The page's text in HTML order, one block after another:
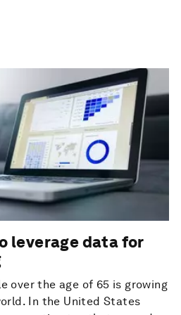
leverage data for
over the age of 65 is growing
In the United States